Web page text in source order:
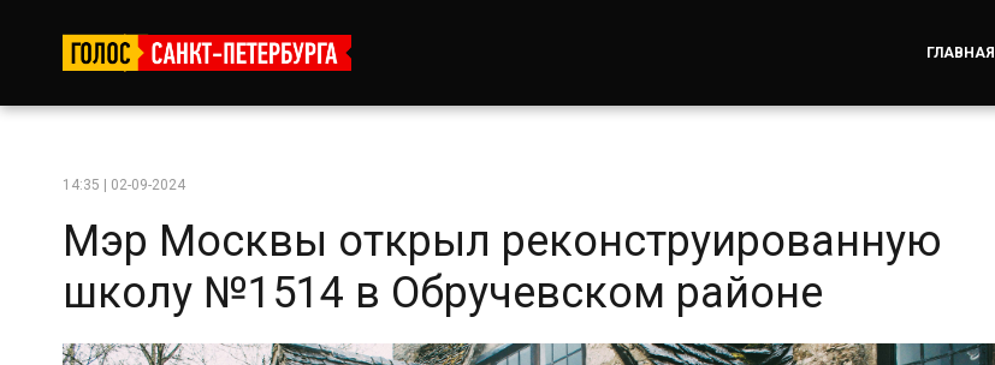
ГЛАВНАЯ
14:35 | 02-09-2024
Мэр Москвы открыл реконструированную
школу №1514 в Обручевском районе